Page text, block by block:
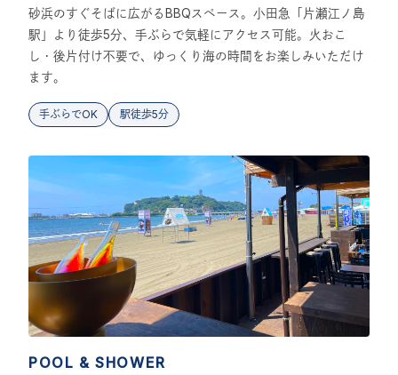
砂浜のすぐそばに広がるBBQスペース。小田急「片瀬江ノ島
駅」より徒歩5分、手ぶらで気軽にアクセス可能。火おこ
し・後片付け不要で、ゆっくり海の時間をお楽しみいただけ
ます。
手ぶらでOK 駅徒歩5分
POOL & SHOWER